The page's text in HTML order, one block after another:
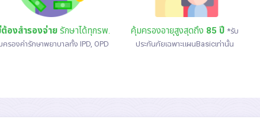
ต้องสำรองจ่าย รักษาได้ทุกรพ.
ครองค่ารักษาพยาบาลทั้ง IPD, OPD
คุ้มครองอายุสูงสุดถึง 85 ปี *รับ
ประกันภัยเฉพาะแผนBasicเท่านั้น